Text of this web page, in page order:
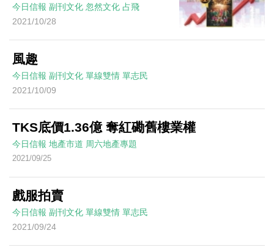
今日信報 副刊文化 忽然文化 占飛
2021/10/28
風趣
今日信報 副刊文化 單線雙情 單志民
2021/10/09
TKS底價1.36億 奪紅磡舊樓業權
今日信報 地產市道 周六地產專題
2021/09/25
戲服拍賣
今日信報 副刊文化 單線雙情 單志民
2021/09/24